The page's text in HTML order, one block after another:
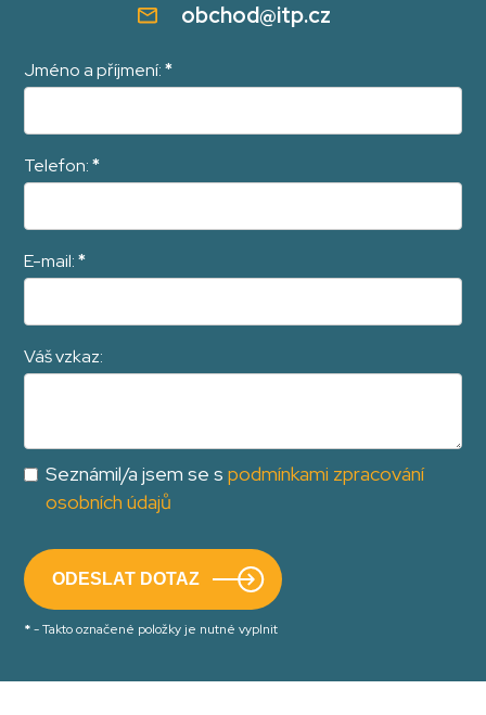
obchod@itp.cz
Jméno a příjmení:*
Telefon:*
E-mail:*
Váš vzkaz:
Seznámil/a jsem se spodmínkami zpracování
osobních údajů
*- Takto označené položky je nutné vyplnit